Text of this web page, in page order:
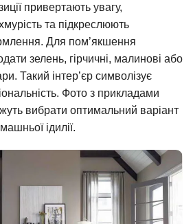
привертають увагу,
та підкреслюють
Для пом’якшення
зелень, гірчичні, малинові або
Такий інтер’єр символізує
Фото з прикладами
вибрати оптимальний варіант
ідилії.